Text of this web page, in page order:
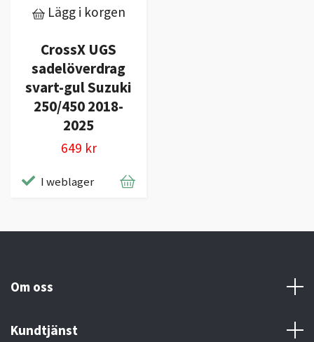
Lägg i korgen
CrossX UGS
sadelöverdrag
svart-gul Suzuki
250/450 2018-
2025
649 kr
I weblager
Om oss
Kundtjänst